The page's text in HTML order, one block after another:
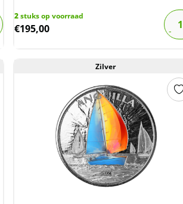
2stuks op voorraad
€195,00
Zilver